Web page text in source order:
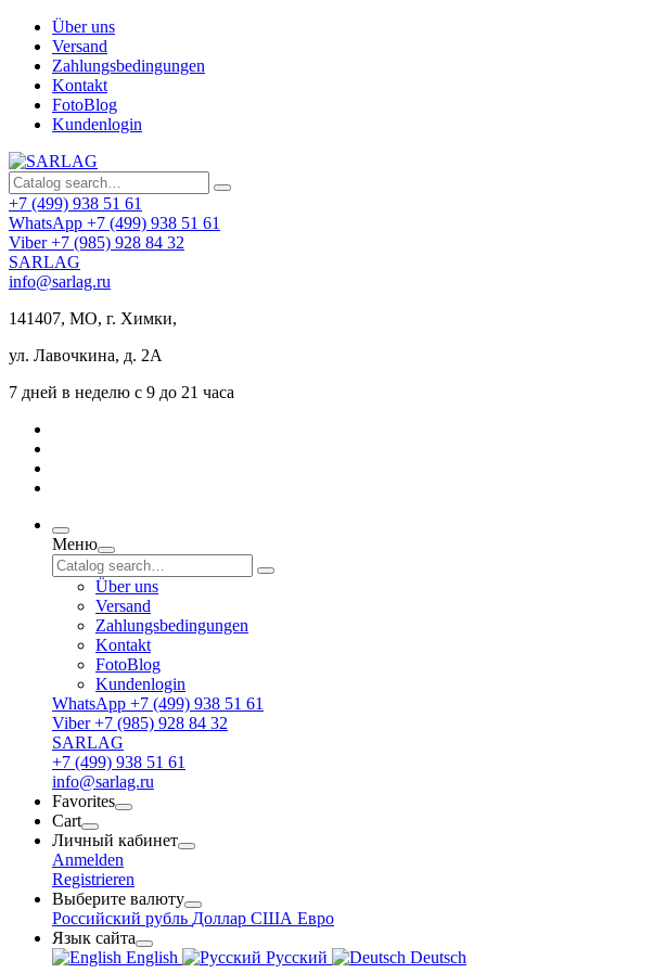
Über uns
Versand
Zahlungsbedingungen
Kontakt
FotoBlog
Kundenlogin
+7 (499) 938 51 61
WhatsApp +7 (499) 938 51 61
Viber +7 (985) 928 84 32
SARLAG
info@sarlag.ru
141407, МО, г. Химки,
ул. Лавочкина, д. 2А
7 дней в неделю с 9 до 21 часа
Меню
Über uns
Versand
Zahlungsbedingungen
Kontakt
FotoBlog
Kundenlogin
WhatsApp +7 (499) 938 51 61
Viber +7 (985) 928 84 32
SARLAG
+7 (499) 938 51 61
info@sarlag.ru
Favorites
Cart
Личный кабинет
Anmelden
Registrieren
Выберите валюту
Российский рубль Доллар США Евро
Язык сайта
English
Русский
Deutsch